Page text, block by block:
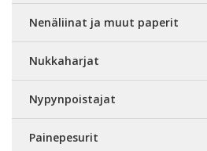
Nenäliinat ja muut paperit
Nukkaharjat
Nypynpoistajat
Painepesurit